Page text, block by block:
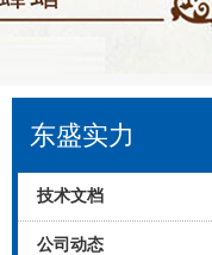
东盛实力
技术文档
公司动态